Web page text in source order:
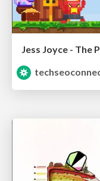
Jess Joyce - The